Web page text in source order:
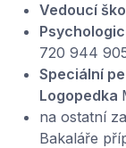
Vedoucí
720 944
Speciální
Logopedka
na ostatní
Bakaláře